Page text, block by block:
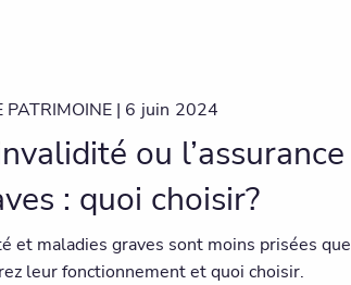
PATRIMOINE | 6 juin 2024
ou l’assurance
: quoi choisir?
et maladies graves sont moins prisées que
leur fonctionnement et quoi choisir.